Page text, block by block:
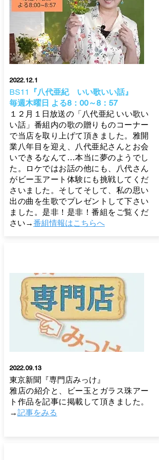
2022.12.1
BS11
『八代亜紀 いい歌いい話』
毎週木曜日 よる8：00～8：57
１２月１日放送の「八代亜紀 いい歌い
い話」番組内の歌の贈りものコーナー
で当店を取り上げて頂きました。雅開
業八年目を迎え、八代亜紀さんとお会
いできるなんて…本当に夢のようでし
た。ロケではお話の他にも、八代さん
がビー玉アート体験にも挑戦してくだ
さいました。そしてそして、私の思い
出の曲を生歌でプレゼントして下さい
ました。是非！是非！番組をご覧くだ
さい →番組情報はこちらへ
2022.09.13
東京新聞『専門店みっけ』
​雅店の紹介と、ビー玉とガラス珠アー
ト作品を記事に掲載して頂きました。
→記事をみる